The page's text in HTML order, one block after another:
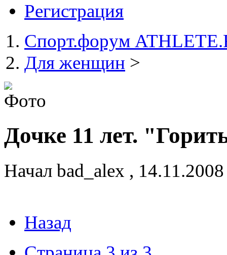
Регистрация
Спорт.форум
Для женщин >
Дочке 11 лет.
Начал bad_alex ,
Назад